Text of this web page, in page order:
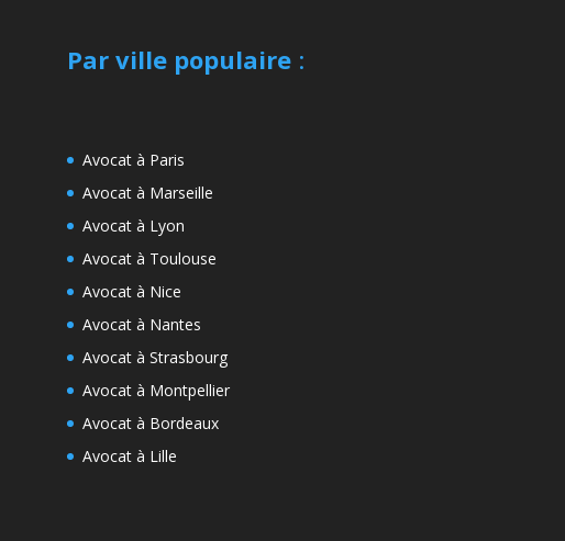
Par ville populaire:
Avocat à Paris
Avocat à Marseille
Avocat à Lyon
Avocat à Toulouse
Avocat à Nice
Avocat à Nantes
Avocat à Strasbourg
Avocat à Montpellier
Avocat à Bordeaux
Avocat à Lille